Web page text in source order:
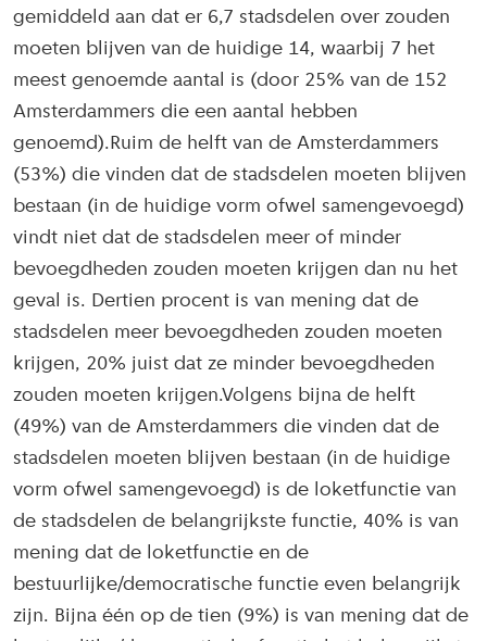
gemiddeld aan dat er 6,7 stadsdelen over zouden
moeten blijven van de huidige 14, waarbij 7 het
meest genoemde aantal is (door 25% van de 152
Amsterdammers die een aantal hebben
genoemd).Ruim de helft van de Amsterdammers
(53%) die vinden dat de stadsdelen moeten blijven
bestaan (in de huidige vorm ofwel samengevoegd)
vindt niet dat de stadsdelen meer of minder
bevoegdheden zouden moeten krijgen dan nu het
geval is. Dertien procent is van mening dat de
stadsdelen meer bevoegdheden zouden moeten
krijgen, 20% juist dat ze minder bevoegdheden
zouden moeten krijgen.Volgens bijna de helft
(49%) van de Amsterdammers die vinden dat de
stadsdelen moeten blijven bestaan (in de huidige
vorm ofwel samengevoegd) is de loketfunctie van
de stadsdelen de belangrijkste functie, 40% is van
mening dat de loketfunctie en de
bestuurlijke/democratische functie even belangrijk
zijn. Bijna één op de tien (9%) is van mening dat de